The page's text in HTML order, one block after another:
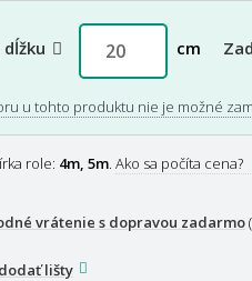
cm
u tohto produktu nie je možné
role: 4m, 5m Ako sa počíta cena?
lišty
vrátenie s dopravou zadarmo